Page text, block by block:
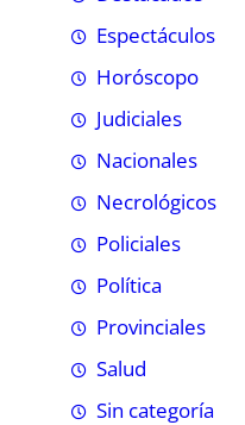
Espectáculos
Horóscopo
Judiciales
Nacionales
Necrológicos
Policiales
Política
Provinciales
Salud
Sin categoría